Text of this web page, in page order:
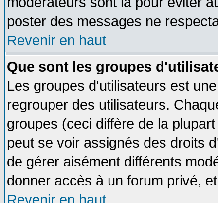
poster des messages ne
Revenir en haut
Que sont les groupes
Les groupes d'utilisateurs est
regrouper des utilisateurs.
groupes (ceci diffère de la
peut se voir assignés des droits
de gérer aisément différents
donner accès à un forum privé,
Revenir en haut